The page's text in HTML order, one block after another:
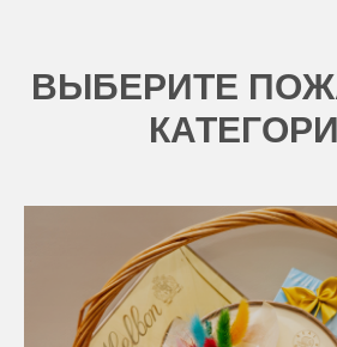
ВЫБЕРИТЕ